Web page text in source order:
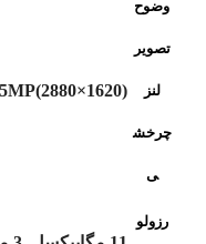
وضوح
تصویر
لنز
چرخش
ی
5MP(2880×1620)
رزولو